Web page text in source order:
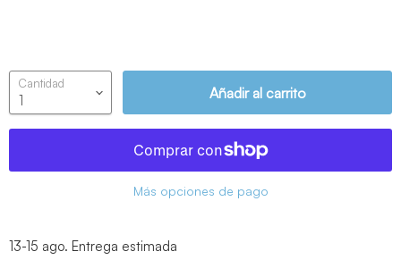
Cantidad
Añadir al carrito
Más opciones de pago
13-15 ago. Entrega estimada